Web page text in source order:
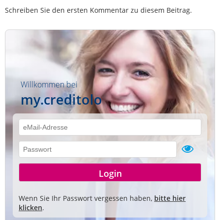
Schreiben Sie den ersten Kommentar zu diesem Beitrag.
Willkommen bei
my.creditolo
Wenn Sie Ihr Passwort vergessen haben, bitte hier
klicken.